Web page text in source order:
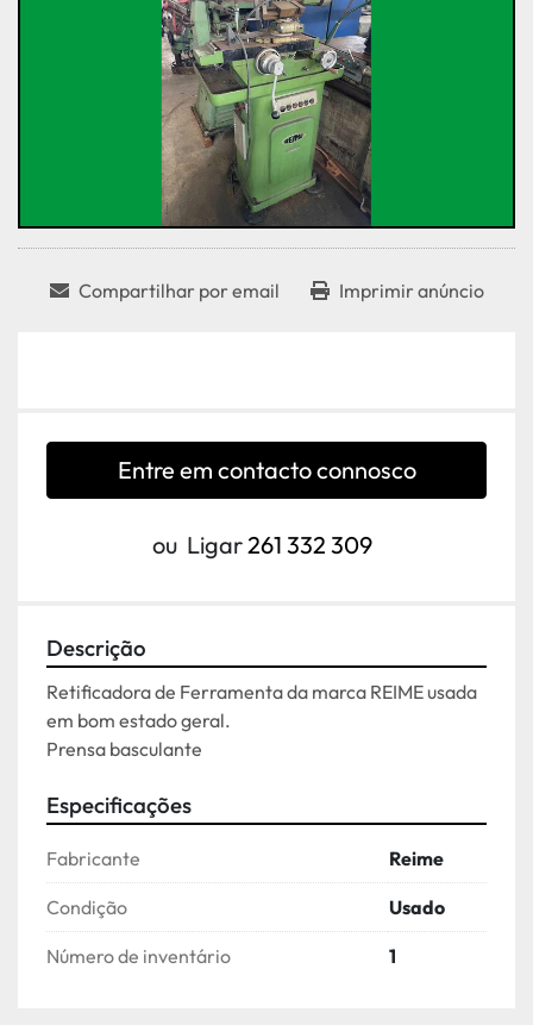
Compartilhar por email Imprimir anúncio
Entre em contacto connosco
ou Ligar261 332 309
Descrição
Retificadora de Ferramenta da marca REIME usada
em bom estado geral.
Prensa basculante
Especificações
Fabricante Reime
Condição Usado
Número de inventário 1